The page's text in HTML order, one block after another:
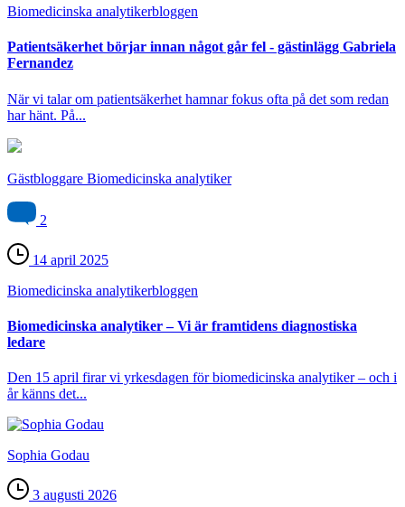
Biomedicinska analytiker­bloggen
Patientsäkerhet börjar innan något går fel - gästinlägg Gabriela
Fernandez
När vi talar om patientsäkerhet hamnar fokus ofta på det som redan
har hänt. På...
Gästbloggare Biomedicinska analytiker
2
14 april 2025
Biomedicinska analytiker­bloggen
Biomedicinska analytiker – Vi är framtidens diagnostiska
ledare
Den 15 april firar vi yrkesdagen för biomedicinska analytiker – och i
år känns det...
Sophia Godau
3 augusti 2026